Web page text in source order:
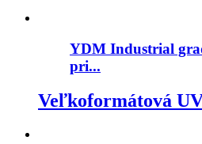
YDM Industrial
pri...
Veľkoformátová